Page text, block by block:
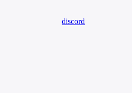
discord